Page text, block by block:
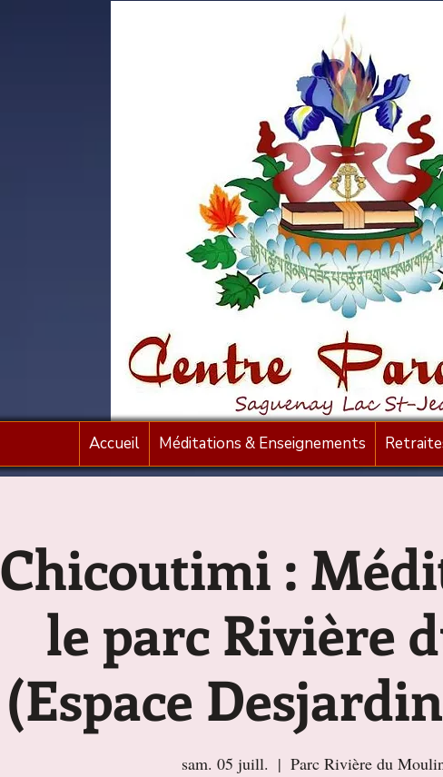
Accueil Méditations & Enseignements
Chicoutimi :
le parc Rivière
(Espace
sam. 05 juill.
  |
Parc Rivière du